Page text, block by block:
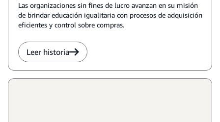
Las organizaciones sin fines de lucro avanzan en su misión
de brindar educación igualitaria con procesos de adquisición
eficientes y control sobre compras.
Leer historia